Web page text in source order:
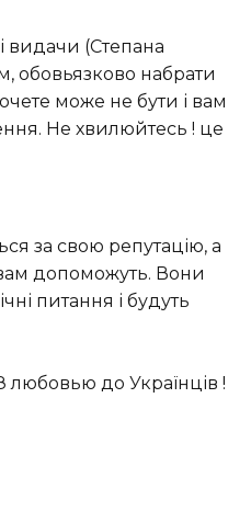
видачи (Степана
обовьязково набрати
може не бути і вам
Не хвилюйтесь ! це
за свою репутацію, а
допоможуть. Вони
питання і будуть
любовью до Українців !